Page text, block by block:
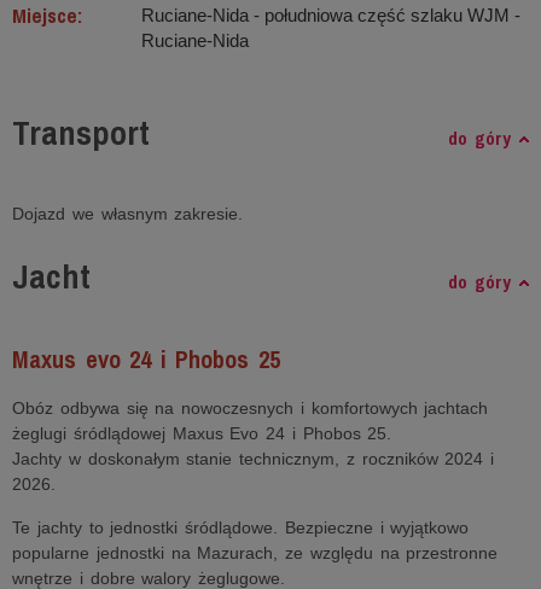
Miejsce:
Ruciane-Nida - południowa część szlaku WJM -
Ruciane-Nida
Transport do góry
Dojazd we własnym zakresie.
Jacht do góry
Maxus evo 24 i Phobos 25
Obóz odbywa się na nowoczesnych i komfortowych jachtach
żeglugi śródlądowej Maxus Evo 24 i Phobos 25.
Jachty w doskonałym stanie technicznym, z roczników 2024 i
2026.
Te jachty to jednostki śródlądowe. Bezpieczne i wyjątkowo
popularne jednostki na Mazurach, ze względu na przestronne
wnętrze i dobre walory żeglugowe.